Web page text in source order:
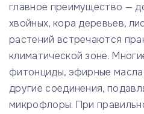
главное преимущество —
хвойных, кора деревьев,
растений встречаются
климатической зоне.
фитонциды, эфирные
другие соединения,
микрофлоры. При